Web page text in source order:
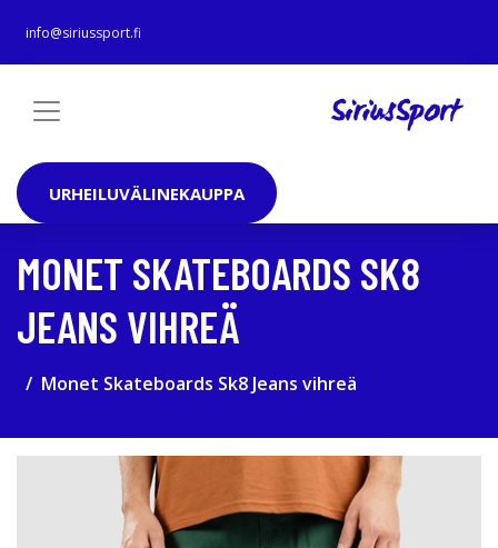
info@siriussport.fi
URHEILUVÄLINEKAUPPA
MONET SKATEBOARDS SK8
JEANS VIHREÄ
Monet Skateboards Sk8 Jeans vihreä